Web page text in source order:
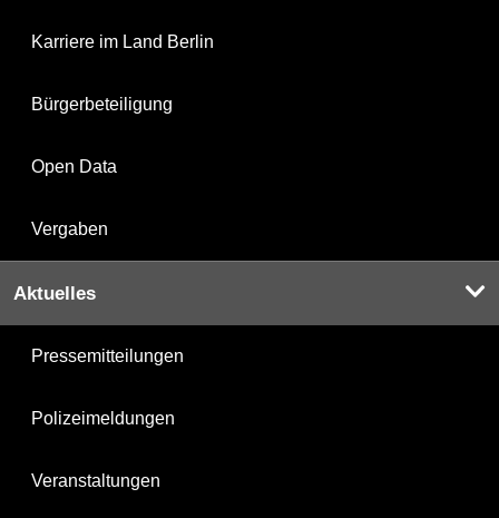
Karriere im Land Berlin
Bürgerbeteiligung
Open Data
Vergaben
Aktuelles
Pressemitteilungen
Polizeimeldungen
Veranstaltungen